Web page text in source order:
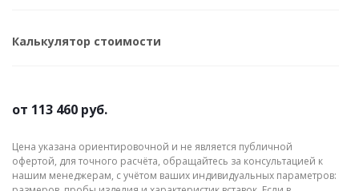
Калькулятор стоимости
от 113 460 руб.
Цена указана ориентировочной и не является публичной
офертой, для точного расчёта, обращайтесь за консультацией к
нашим менеджерам, с учётом ваших индивидуальных параметров: